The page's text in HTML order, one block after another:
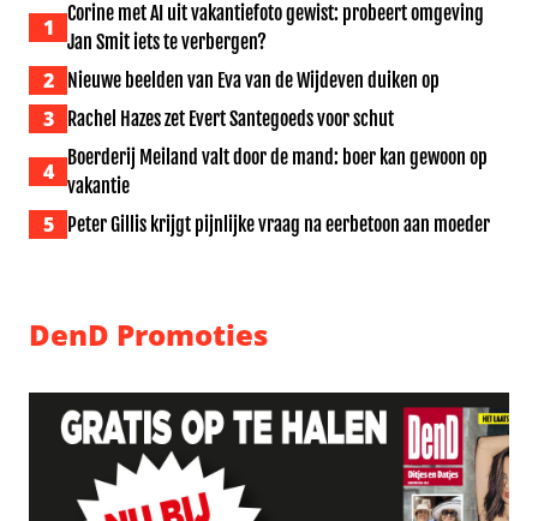
1
Corine met AI uit vakantiefoto gewist: probeert omgeving
Jan Smit iets te verbergen?
2 Nieuwe beelden van Eva van de Wijdeven duiken op
3 Rachel Hazes zet Evert Santegoeds voor schut
4
Boerderij Meiland valt door de mand: boer kan gewoon op
vakantie
5 Peter Gillis krijgt pijnlijke vraag na eerbetoon aan moeder
DenD Promoties